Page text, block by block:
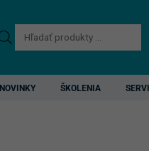
Products
search
NOVINKY ŠKOLENIA